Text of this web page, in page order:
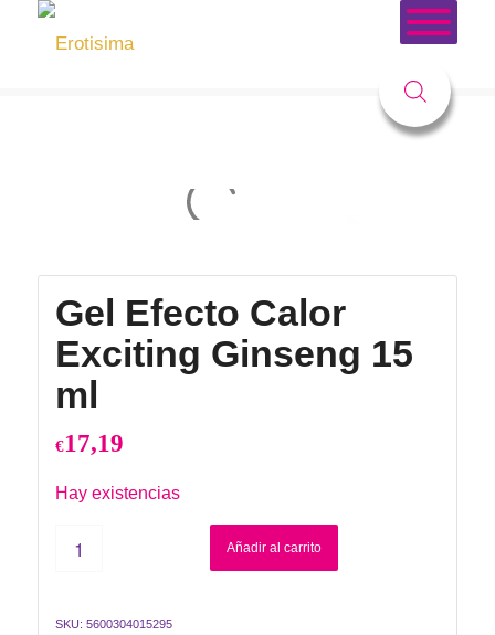
Usted está aquí: Inicio
Gel Efecto Calor
Exciting Ginseng 15
ml
€17,19
Hay existencias
Añadir al carrito
SKU: 5600304015295